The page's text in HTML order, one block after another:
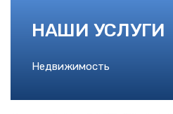
НАШИ УСЛУГИ
Недвижимость